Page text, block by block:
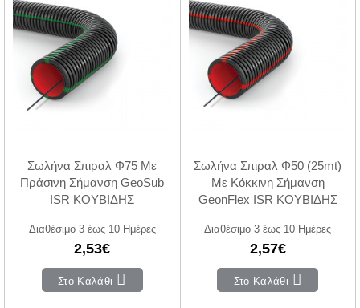
Σωλήνα Σπιραλ Φ75 Με
Πράσινη Σήμανση GeoSub
ISR ΚΟΥΒΙΔΗΣ
Διαθέσιμο 3 έως 10 Ημέρες
2,53€
Στο Καλάθι
Σωλήνα Σπιραλ Φ50 (25mt)
Με Κόκκινη Σήμανση
GeonFlex ISR ΚΟΥΒΙΔΗΣ
Διαθέσιμο 3 έως 10 Ημέρες
2,57€
Στο Καλάθι